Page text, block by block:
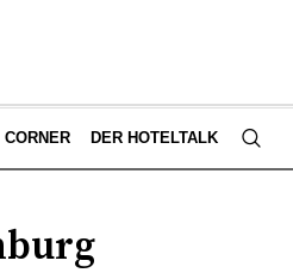
CORNER DER HOTELTALK